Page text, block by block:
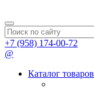
+7 (958) 174-00-72
@
Каталог товаров